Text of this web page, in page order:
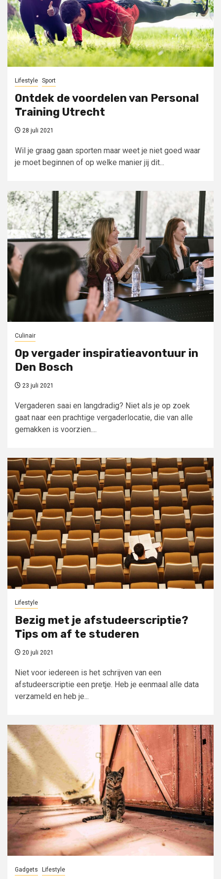
Lifestyle Sport
Ontdek de voordelen van Personal
Training Utrecht
28 juli 2021
Wil je graag gaan sporten maar weet je niet goed waar
je moet beginnen of op welke manier jij dit...
Culinair
Op vergader inspiratieavontuur in
Den Bosch
23 juli 2021
Vergaderen saai en langdradig? Niet als je op zoek
gaat naar een prachtige vergaderlocatie, die van alle
gemakken is voorzien....
Lifestyle
Bezig met je afstudeerscriptie?
Tips om af te studeren
20 juli 2021
Niet voor iedereen is het schrijven van een
afstudeerscriptie een pretje. Heb je eenmaal alle data
verzameld en heb je...
Gadgets Lifestyle